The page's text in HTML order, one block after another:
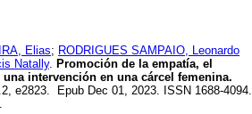
Elias; RODRIGUES SAMPAIO, Leonardo
Natally. Promoción de la empatía, el
intervención en una cárcel femenina.
e2823. Epub Dec 01, 2023. ISSN 1688-4094.
.